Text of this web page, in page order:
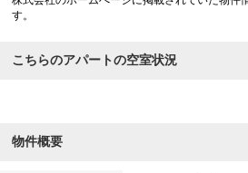
す。
こちらのアパートの空室状況
物件概要